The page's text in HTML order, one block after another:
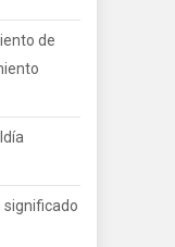
de
significado